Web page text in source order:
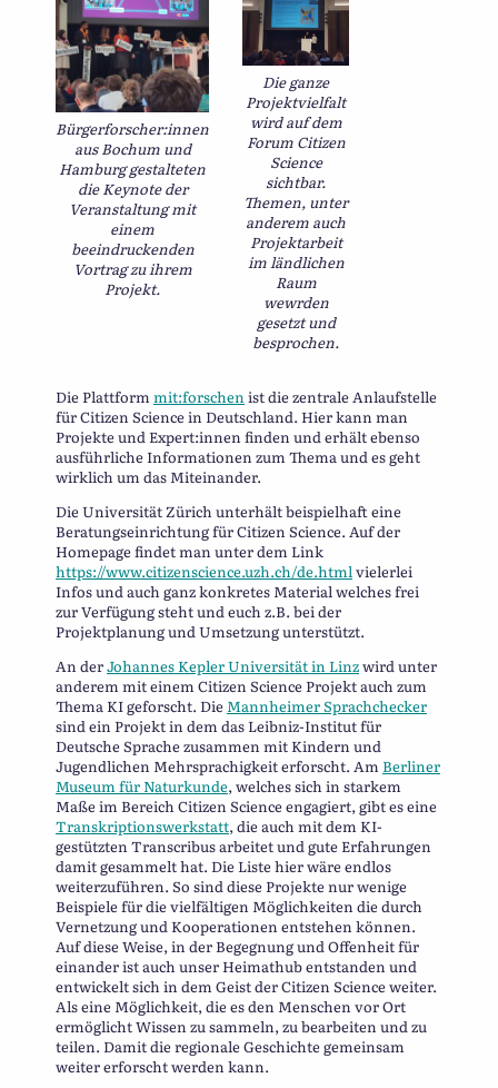
Bürgerforscher:innen
aus Bochum und
Hamburg gestalteten
die Keynote der
Veranstaltung mit
einem
beeindruckenden
Vortrag zu ihrem
Projekt.
Die ganze
Projektvielfalt
wird auf dem
Forum Citizen
Science
sichtbar.
Themen, unter
anderem auch
Projektarbeit
im ländlichen
Raum
wewrden
gesetzt und
besprochen.
Die Plattformmit:forschenist die zentrale Anlaufstelle
für Citizen Science in Deutschland. Hier kann man
Projekte und Expert:innen finden und erhält ebenso
ausführliche Informationen zum Thema und es geht
wirklich um das Miteinander.
Die Universität Zürich unterhält beispielhaft eine
Beratungseinrichtung für Citizen Science. Auf der
Homepage findet man unter dem Link
https://www.citizenscience.uzh.ch/de.htmlvielerlei
Infos und auch ganz konkretes Material welches frei
zur Verfügung steht und euch z.B. bei der
Projektplanung und Umsetzung unterstützt.
An derJohannes Kepler Universität in Linzwird unter
anderem mit einem Citizen Science Projekt auch zum
Thema KI geforscht. Die Mannheimer Sprachchecker
sind ein Projekt in dem das Leibniz-Institut für
Deutsche Sprache zusammen mit Kindern und
Jugendlichen Mehrsprachigkeit erforscht. AmBerliner
Museum für Naturkunde, welches sich in starkem
Maße im Bereich Citizen Science engagiert, gibt es eine
Transkriptionswerkstatt, die auch mit dem KI-
gestützten Transcribus arbeitet und gute Erfahrungen
damit gesammelt hat. Die Liste hier wäre endlos
weiterzuführen. So sind diese Projekte nur wenige
Beispiele für die vielfältigen Möglichkeiten die durch
Vernetzung und Kooperationen entstehen können.
Auf diese Weise, in der Begegnung und Offenheit für
einander ist auch unser Heimathub entstanden und
entwickelt sich in dem Geist der Citizen Science weiter.
Als eine Möglichkeit, die es den Menschen vor Ort
ermöglicht Wissen zu sammeln, zu bearbeiten und zu
teilen. Damit die regionale Geschichte gemeinsam
weiter erforscht werden kann.